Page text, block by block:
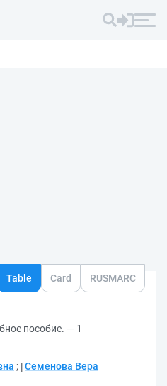
Table Card RUSMARC
пособие. — 1
; Семенова Вера